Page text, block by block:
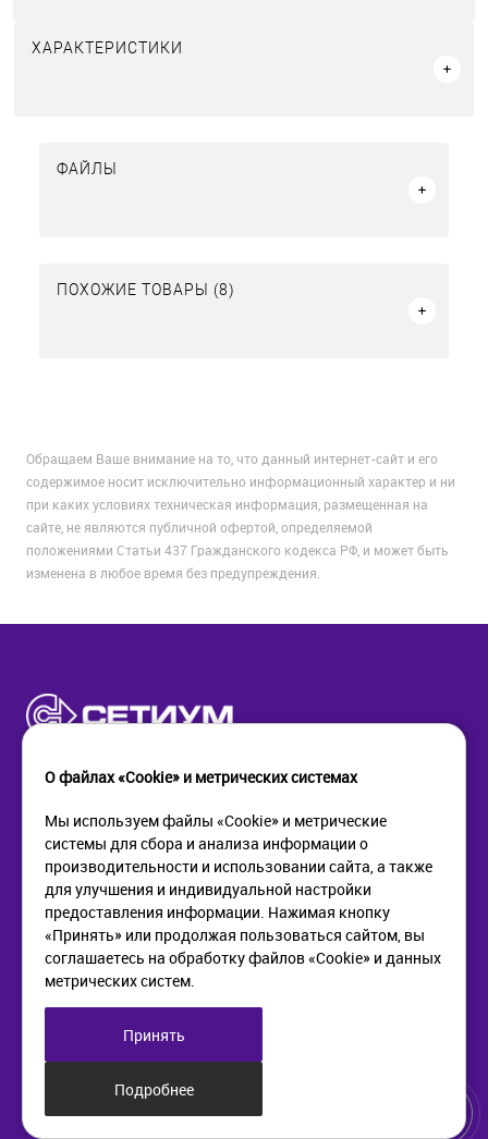
ХАРАКТЕРИСТИКИ
ФАЙЛЫ
ПОХОЖИЕ ТОВАРЫ (8)
Обращаем Ваше внимание на то, что данный интернет-сайт и его
содержимое носит исключительно информационный характер и ни
при каких условиях техническая информация, размещенная на
сайте, не являются публичной офертой, определяемой
положениями Статьи 437 Гражданского кодекса РФ, и может быть
изменена в любое время без предупреждения.
КОМПАНИЯ
О компании
Новости
Контакты
ПОМОЩЬ
Как купить
Доставка
Возврат
ИНФОРМАЦИЯ
Политика в отношении
обработки персональных
web@setium.ru
Малый пр. П.С., д 84-86
О файлах «Cookie» и метрических системах
Мы используем файлы «Cookie» и метрические
системы для сбора и анализа информации о
производительности и использовании сайта, а также
для улучшения и индивидуальной настройки
предоставления информации. Нажимая кнопку
«Принять» или продолжая пользоваться сайтом, вы
соглашаетесь на обработку файлов «Cookie» и данных
метрических систем.
Принять
Подробнее